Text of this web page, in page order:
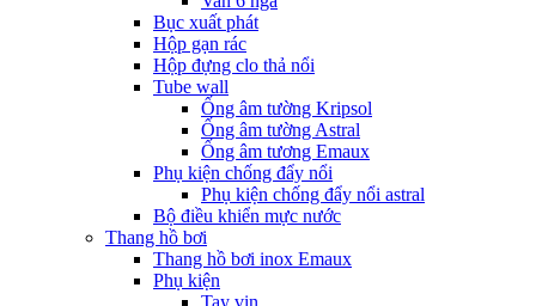
Bục xuất phát
Hộp gạn rác
Hộp đựng clo thả nổi
Tube wall
Ống âm tường Kripsol
Ống âm tường Astral
Ống âm tương Emaux
Phụ kiện chống đẩy nổi
Phụ kiện chống đẩy nổi astral
Bộ điều khiển mực nước
Thang hồ bơi
Thang hồ bơi inox Emaux
Phụ kiện
Tay vịn